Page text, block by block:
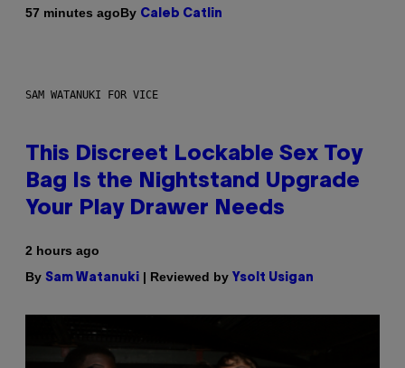
57 minutes agoBy Caleb Catlin
SAM WATANUKI FOR VICE
This Discreet Lockable Sex Toy
Bag Is the Nightstand Upgrade
Your Play Drawer Needs
2 hours ago
By Sam Watanuki | Reviewed by Ysolt Usigan